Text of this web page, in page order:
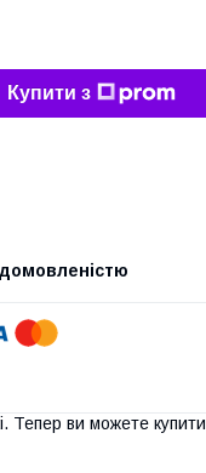
Купити з
Тепер ви можете купити